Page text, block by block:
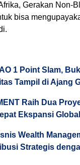
Gerakan Non-
bisa
1 Point Slam,
Tampil di Ajang
Raih Dua
Ekspansi Global
Wealth
Strategis